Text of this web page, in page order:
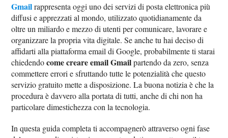
Gmailrappresenta oggi uno dei servizi di posta elettronica più
diffusi e apprezzati al mondo, utilizzato quotidianamente da
oltre un miliardo e mezzo di utenti per comunicare, lavorare e
organizzare la propria vita digitale. Se anche tu hai deciso di
affidarti alla piattaforma email di Google, probabilmente ti starai
chiedendocome creare email Gmailpartendo da zero, senza
commettere errori e sfruttando tutte le potenzialità che questo
servizio gratuito mette a disposizione. La buona notizia è che la
procedura è davvero alla portata di tutti, anche di chi non ha
particolare dimestichezza con la tecnologia.
In questa guida completa ti accompagnerò attraverso ogni fase